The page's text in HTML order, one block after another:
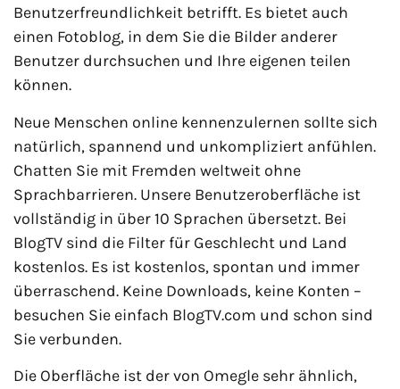
Benutzerfreundlichkeit betrifft. Es bietet auch
einen Fotoblog, in dem Sie die Bilder anderer
Benutzer durchsuchen und Ihre eigenen teilen
können.
Neue Menschen online kennenzulernen sollte sich
natürlich, spannend und unkompliziert anfühlen.
Chatten Sie mit Fremden weltweit ohne
Sprachbarrieren. Unsere Benutzeroberfläche ist
vollständig in über 10 Sprachen übersetzt. Bei
BlogTV sind die Filter für Geschlecht und Land
kostenlos. Es ist kostenlos, spontan und immer
überraschend. Keine Downloads, keine Konten –
besuchen Sie einfach BlogTV.com und schon sind
Sie verbunden.
Die Oberfläche ist der von Omegle sehr ähnlich,